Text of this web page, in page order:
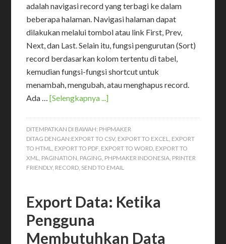
adalah navigasi record yang terbagi ke dalam
beberapa halaman. Navigasi halaman dapat
dilakukan melalui tombol atau link First, Prev,
Next, dan Last. Selain itu, fungsi pengurutan (Sort)
record berdasarkan kolom tertentu di tabel,
kemudian fungsi-fungsi shortcut untuk
menambah, mengubah, atau menghapus record.
Ada …[Selengkapnya ...]
DITEMPATKAN DI BAWAH: PHPMAKER
DITAG DENGAN:EXPORT TO CSV, EXPORT TO EXCEL, EXPORT
TO HTML, EXPORT TO PDF, EXPORT TO WORD, EXPORT TO
XML, PAGINATION, PAGING, PHPMAKER INDONESIA, PRINTER
FRIENDLY, RECORD, SEND TO EMAIL
Export Data: Ketika
Pengguna
Membutuhkan Data